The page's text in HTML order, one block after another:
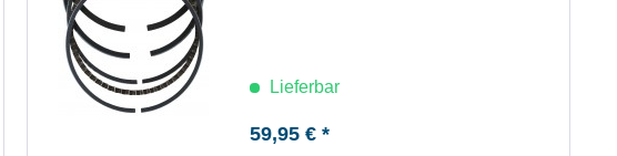
Lieferbar
59,95 € *